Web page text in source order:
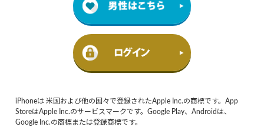
iPhoneは 米国および他の国々で登録されたApple Inc.の商標です。App
StoreはApple Inc.のサービスマークです。Google Play、Androidは、
Google Inc.の商標または登録商標です。